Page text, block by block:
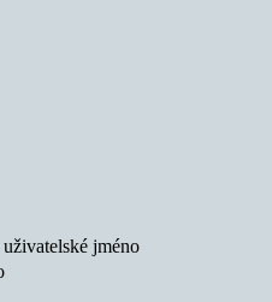
uživatelské jméno